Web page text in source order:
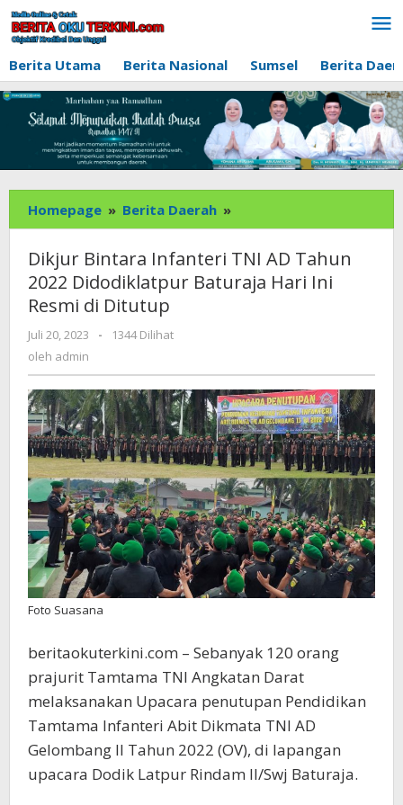
Lewati
ke
konten
Berita Utama
Berita Nasional Sumsel Berita
Homepage » Berita Daerah »
Bintara
TNI
AD
Hari
Ini
Resmi
di
Ditutup
Dikjur Bintara Infanteri TNI AD Tahun
2022 Didodiklatpur Baturaja Hari Ini
Resmi di Ditutup
Juli 20, 2023
oleh
-
1344 Dilihat
oleh admin
Foto Suasana
beritaokuterkini.com – Sebanyak 120 orang
prajurit Tamtama TNI Angkatan Darat
melaksanakan Upacara penutupan Pendidikan
Tamtama Infanteri Abit Dikmata TNI AD
Gelombang II Tahun 2022 (OV), di lapangan
upacara Dodik Latpur Rindam II/Swj Baturaja.